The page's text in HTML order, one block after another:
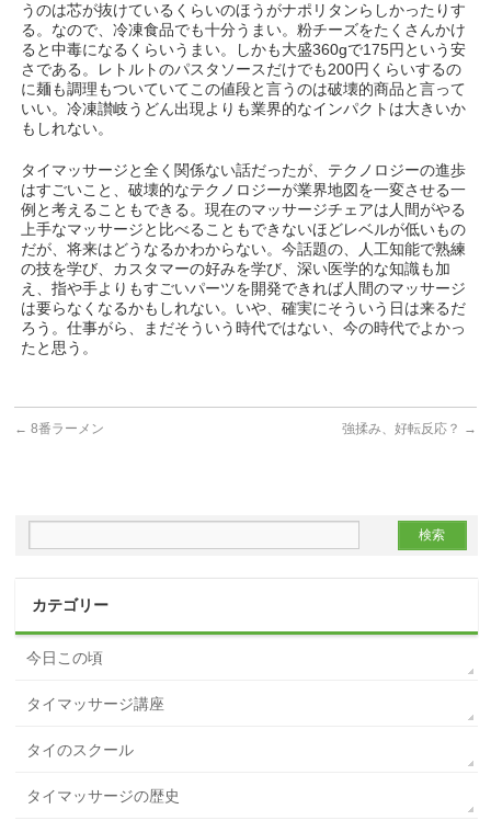
うのは芯が抜けているくらいのほうがナポリタンらしかったりす
る。なので、冷凍食品でも十分うまい。粉チーズをたくさんかけ
ると中毒になるくらいうまい。しかも大盛360gで175円という安
さである。レトルトのパスタソースだけでも200円くらいするの
に麺も調理もついていてこの値段と言うのは破壊的商品と言って
いい。冷凍讃岐うどん出現よりも業界的なインパクトは大きいか
もしれない。
タイマッサージと全く関係ない話だったが、テクノロジーの進歩
はすごいこと、破壊的なテクノロジーが業界地図を一変させる一
例と考えることもできる。現在のマッサージチェアは人間がやる
上手なマッサージと比べることもできないほどレベルが低いもの
だが、将来はどうなるかわからない。今話題の、人工知能で熟練
の技を学び、カスタマーの好みを学び、深い医学的な知識も加
え、指や手よりもすごいパーツを開発できれば人間のマッサージ
は要らなくなるかもしれない。いや、確実にそういう日は来るだ
ろう。仕事がら、まだそういう時代ではない、今の時代でよかっ
たと思う。
← 8番ラーメン 強揉み、好転反応？ →
カテゴリー
今日この頃
タイマッサージ講座
タイのスクール
タイマッサージの歴史